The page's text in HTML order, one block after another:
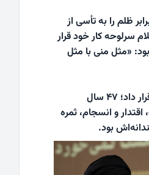
ظلم را به تأسی از
سرلوحه کار خود قرار
«مثل منی با مثل
او ایران را در مسیر قله قرار داد؛ ۴۷ سال
و انسجام، ثمره
بود.